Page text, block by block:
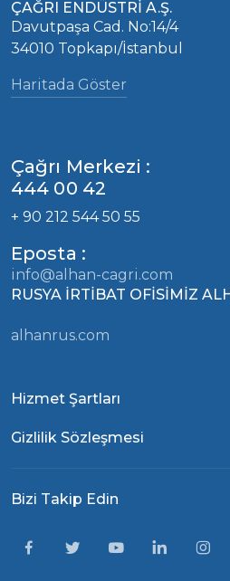
ÇAĞRI ENDÜSTRİ A.Ş.
Davutpaşa Cad. No:14/4
34010 Topkapı/İstanbul
Haritada Göster
Çağrı Merkezi :
444 00 42
+ 90 212 544 50 55
Eposta :
info@alhan-cagri.com
RUSYA İRTİBAT OFİSİMİZ
alhanrus.com
Hizmet Şartları
Gizlilik Sözleşmesi
Bizi Takip Edin